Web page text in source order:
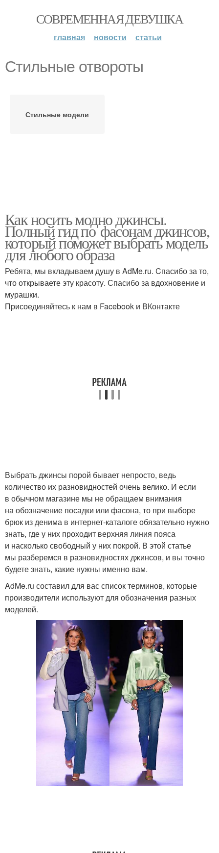
СОВРЕМЕННАЯ ДЕВУШКА
главная новости статьи
Стильные отвороты
Стильные модели
Как носить модно джинсы.
Полный гид по фасонам джинсов,
который поможет выбрать модель
для любого образа
Ребята, мы вкладываем душу в AdMe.ru. Cпасибо за то,
что открываете эту красоту. Спасибо за вдохновение и
мурашки.
Присоединяйтесь к нам в Facebook и ВКонтакте
Выбрать джинсы порой бывает непросто, ведь
количество их разновидностей очень велико. И если
в обычном магазине мы не обращаем внимания
на обозначение посадки или фасона, то при выборе
брюк из денима в интернет-каталоге обязательно нужно
знать, где у них проходит верхняя линия пояса
и насколько свободный у них покрой. В этой статье
мы разберемся в разновидностях джинсов, и вы точно
будете знать, какие нужны именно вам.
AdMe.ru составил для вас список терминов, которые
производители используют для обозначения разных
моделей.